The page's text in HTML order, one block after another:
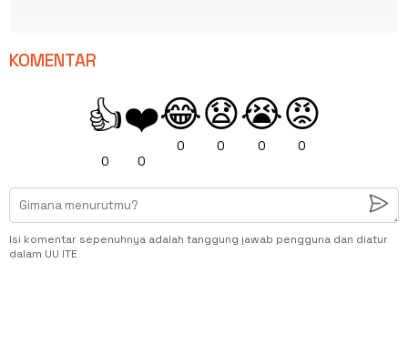
KOMENTAR
👍
0
❤️
0
😂
0
😧
0
😭
0
😡
0
Isi komentar sepenuhnya adalah tanggung jawab pengguna dan diatur
dalam UU ITE